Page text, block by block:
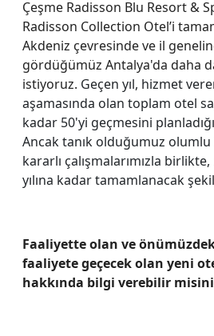
Çeşme Radisson Blu Resort &
Radisson Collection Otel’i
Akdeniz çevresinde ve il
gördüğümüz Antalya'da daha
istiyoruz. Geçen yıl, hizmet
aşamasında olan toplam otel
kadar 50'yi geçmesini
Ancak tanık olduğumuz
kararlı çalışmalarımızla
yılına kadar tamamlanacak
Faaliyette olan ve
faaliyete geçecek olan yeni
hakkında bilgi verebilir